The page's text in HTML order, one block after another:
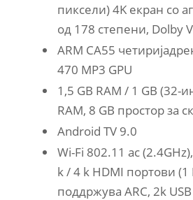
пиксели) 4K екран со
од 178 степени, Dolby
ARM CA55
470 MP3 GPU
1,5 GB RAM / 1 GB (32-
RAM, 8 GB простор за
Android TV 9.0
Wi-Fi 802.11 ac
k / 4 k HDMI портови (1
поддржува ARC, 2k